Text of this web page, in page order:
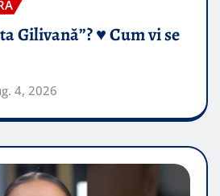
Gilivană”? ♥️ Cum vi se
4, 2026